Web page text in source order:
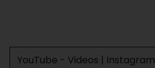
YouTube - Videos | Instagram